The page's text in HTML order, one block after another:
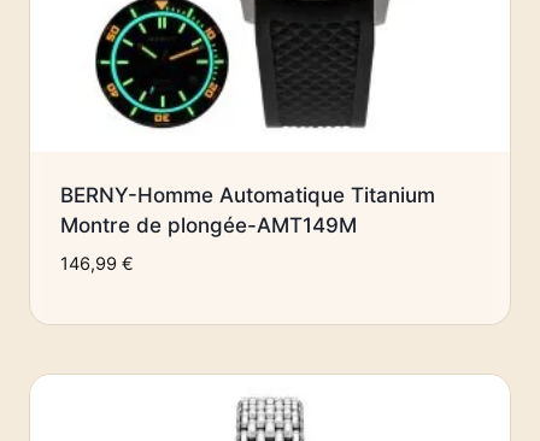
BERNY-Homme Automatique Titanium
Montre de plongée-AMT149M
146,99 €